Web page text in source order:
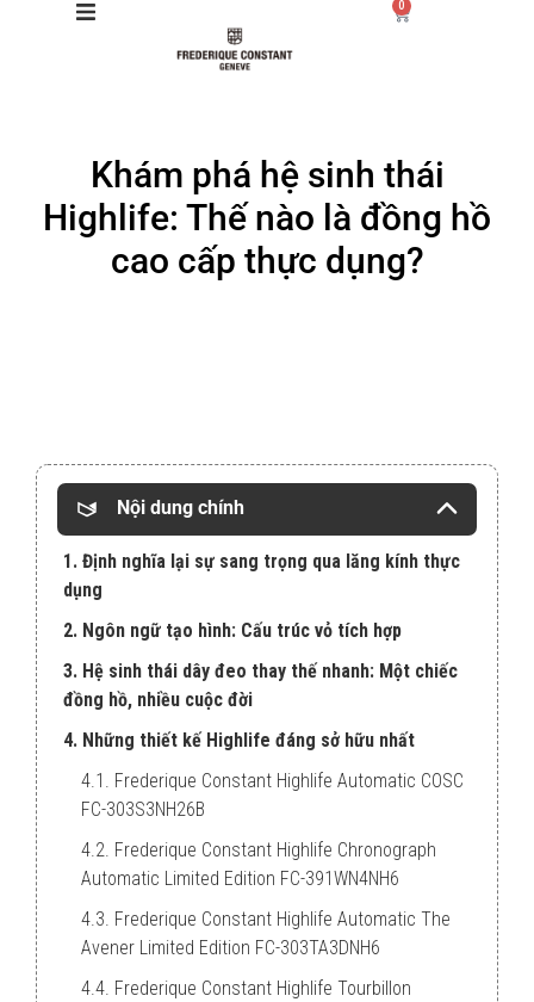
Manufacture
0
Khám phá hệ sinh thái
Highlife: Thế nào là đồng hồ
cao cấp thực dụng?
Nội dung chính
1. Định nghĩa lại sự sang trọng qua lăng kính thực
dụng
2. Ngôn ngữ tạo hình: Cấu trúc vỏ tích hợp
3. Hệ sinh thái dây đeo thay thế nhanh: Một chiếc
đồng hồ, nhiều cuộc đời
4. Những thiết kế Highlife đáng sở hữu nhất
4.1. Frederique Constant Highlife Automatic COSC
FC-303S3NH26B
4.2. Frederique Constant Highlife Chronograph
Automatic Limited Edition FC-391WN4NH6
4.3. Frederique Constant Highlife Automatic The
Avener Limited Edition FC-303TA3DNH6
4.4. Frederique Constant Highlife Tourbillon